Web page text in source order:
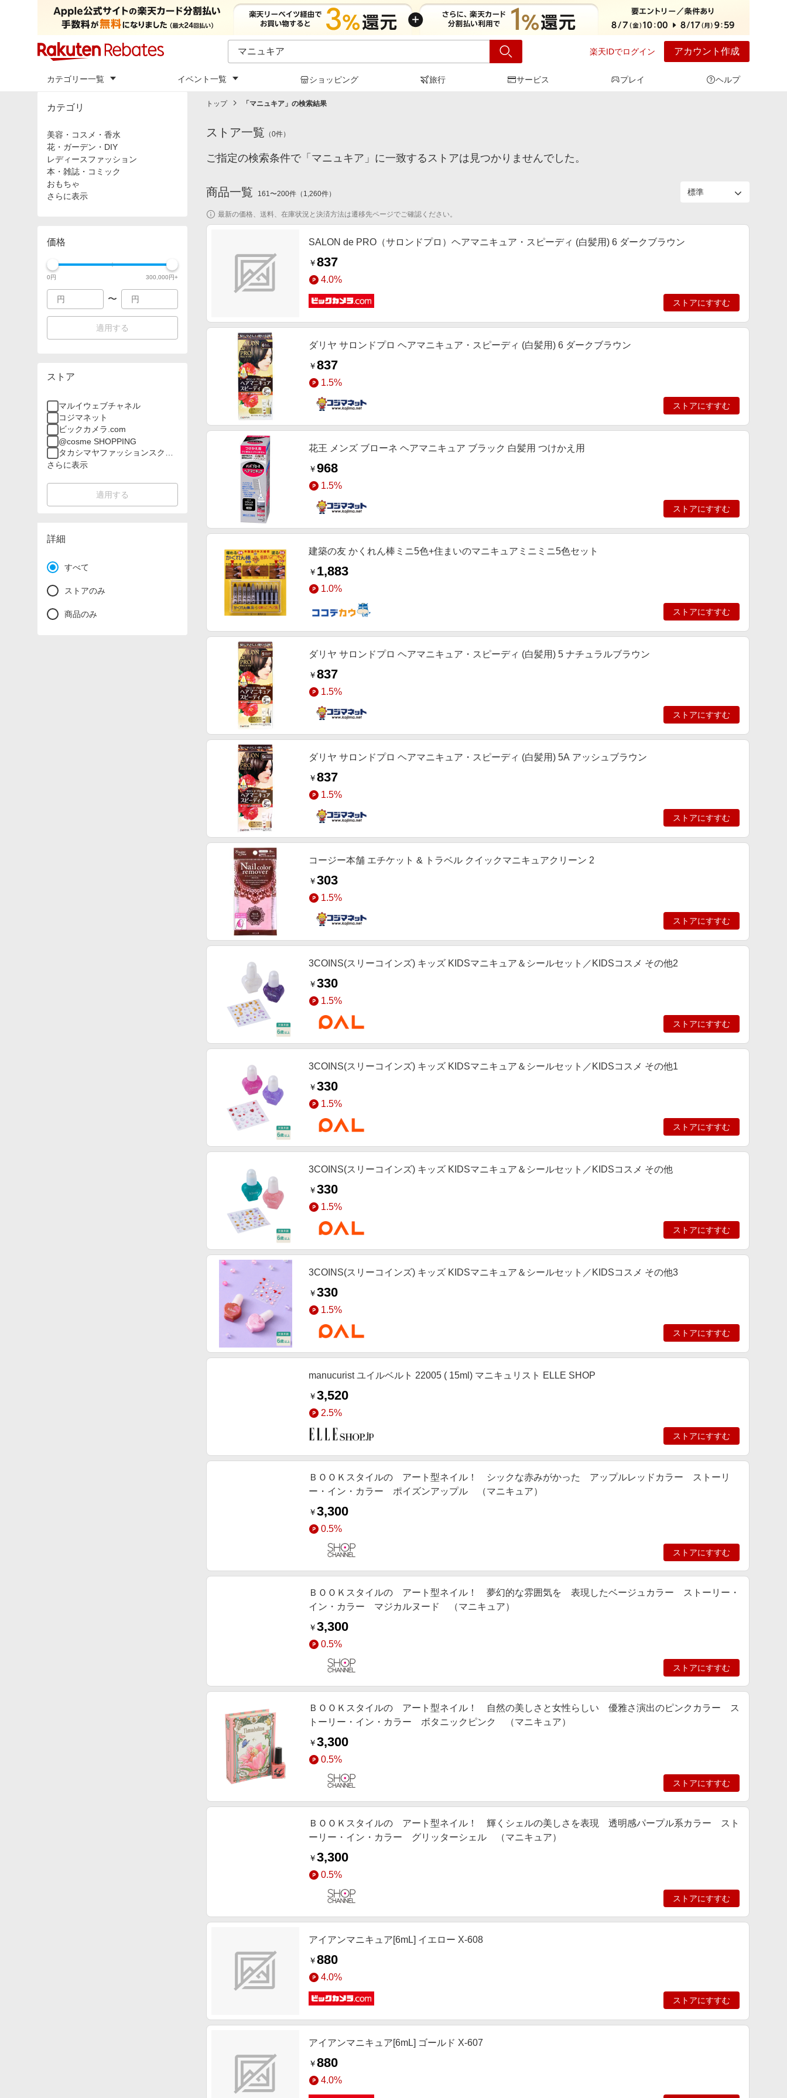
楽天IDでログイン アカウント作成
カテゴリー一覧 イベント一覧 ショッピング 旅行 サービス プレイ ヘルプ
カテゴリ
美容・コスメ・香水
花・ガーデン・DIY
レディースファッション
本・雑誌・コミック
おもちゃ
さらに表示
価格
0円 300,000円+
〜
適用する
ストア
マルイウェブチャネル
コジマネット
ビックカメラ.com
@cosme SHOPPING
タカシマヤファッションスクエ
ア
さらに表示
適用する
詳細
すべて
ストアのみ
商品のみ
トップ 「 マニュキア 」の検索結果
ストア一覧 （0件）
ご指定の検索条件で「マニュキア」に一致するストアは見つかりませんでした。
商品一覧 161〜200件 （ 1,260件）
最新の価格、送料、在庫状況と決済方法は遷移先ページでご確認ください。
SALON de PRO（サロンドプロ）ヘアマニキュア・スピーディ (白髪用) 6 ダークブラウン
￥837
4.0%
ストアにすすむ
ダリヤ サロンドプロ ヘアマニキュア・スピーディ (白髪用) 6 ダークブラウン
￥837
1.5%
ストアにすすむ
花王 メンズ ブローネ ヘアマニキュア ブラック 白髪用 つけかえ用
￥968
1.5%
ストアにすすむ
建築の友 かくれん棒ミニ5色+住まいのマニキュアミニミニ5色セット
￥ 1,883
1.0%
ストアにすすむ
ダリヤ サロンドプロ ヘアマニキュア・スピーディ (白髪用) 5 ナチュラルブラウン
￥837
1.5%
ストアにすすむ
ダリヤ サロンドプロ ヘアマニキュア・スピーディ (白髪用) 5A アッシュブラウン
￥837
1.5%
ストアにすすむ
コージー本舗 エチケット & トラベル クイックマニキュアクリーン 2
￥303
1.5%
ストアにすすむ
3COINS(スリーコインズ) キッズ KIDSマニキュア＆シールセット／KIDSコスメ その他2
￥330
1.5%
ストアにすすむ
3COINS(スリーコインズ) キッズ KIDSマニキュア＆シールセット／KIDSコスメ その他1
￥330
1.5%
ストアにすすむ
3COINS(スリーコインズ) キッズ KIDSマニキュア＆シールセット／KIDSコスメ その他
￥330
1.5%
ストアにすすむ
3COINS(スリーコインズ) キッズ KIDSマニキュア＆シールセット／KIDSコスメ その他3
￥330
1.5%
ストアにすすむ
manucurist ユイルベルト 22005 ( 15ml) マニキュリスト ELLE SHOP
￥3,520
2.5%
ストアにすすむ
ＢＯＯＫスタイルの アート型ネイル！ シックな赤みがかった アップルレッドカラー ストーリ
ー・イン・カラー ポイズンアップル （マニキュア）
￥3,300
0.5%
ストアにすすむ
ＢＯＯＫスタイルの アート型ネイル！ 夢幻的な雰囲気を 表現したベージュカラー ストーリー・
イン・カラー マジカルヌード （マニキュア）
￥3,300
0.5%
ストアにすすむ
ＢＯＯＫスタイルの アート型ネイル！ 自然の美しさと女性らしい 優雅さ演出のピンクカラー ス
トーリー・イン・カラー ボタニックピンク （マニキュア）
￥3,300
0.5%
ストアにすすむ
ＢＯＯＫスタイルの アート型ネイル！ 輝くシェルの美しさを表現 透明感パープル系カラー スト
ーリー・イン・カラー グリッターシェル （マニキュア）
￥3,300
0.5%
ストアにすすむ
アイアンマニキュア[6mL] イエロー X-608
￥880
4.0%
ストアにすすむ
アイアンマニキュア[6mL] ゴールド X-607
￥880
4.0%